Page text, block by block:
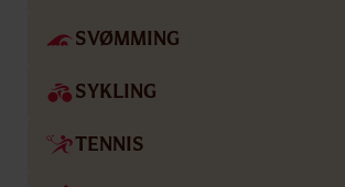
SVØMMING
SYKLING
TENNIS